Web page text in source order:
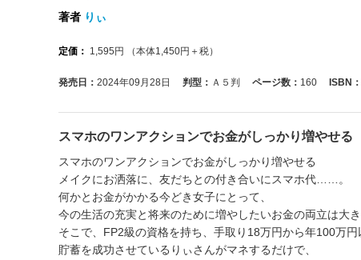
著者 りぃ
定価： 1,595 円 （本体1,450円＋税）
発売日： 2024年09月28日 判型： Ａ５判 ページ数： 160 ISBN：
スマホのワンアクションでお金がしっかり増やせる
スマホのワンアクションでお金がしっかり増やせる
メイクにお洒落に、友だちとの付き合いにスマホ代……。
何かとお金がかかる今どき女子にとって、
今の生活の充実と将来のために増やしたいお金の両立は大き
そこで、FP2級の資格を持ち、手取り18万円から年100万円
貯蓄を成功させているりぃさんがマネするだけで、